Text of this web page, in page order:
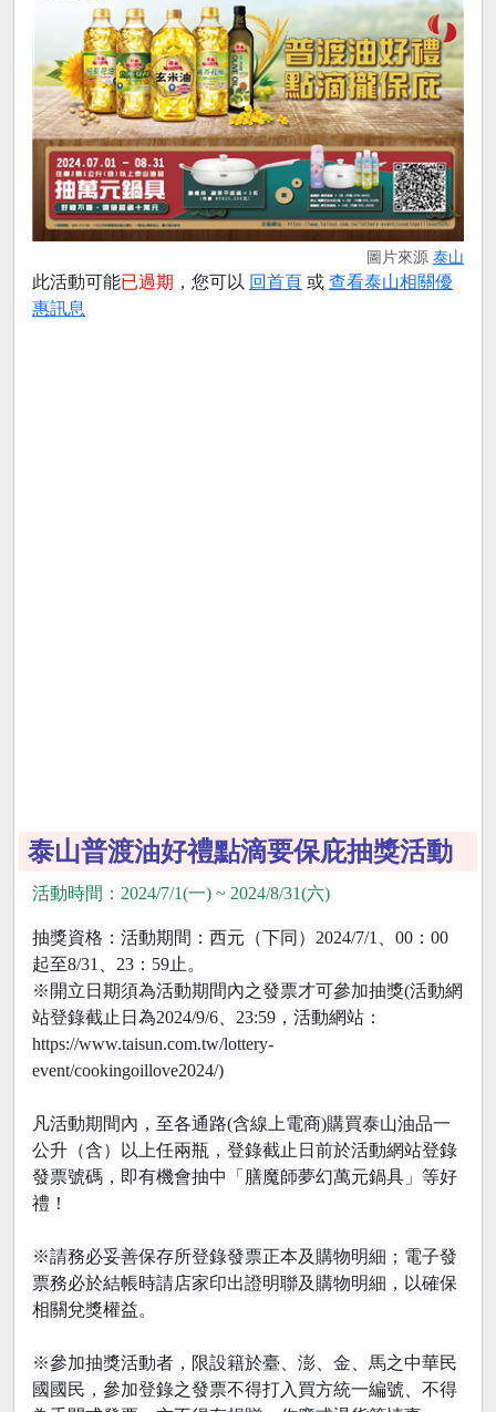
圖片來源 泰山
此活動可能已過期 ，您可以 回首頁 或 查看泰山相關優
惠訊息
泰山普渡油好禮點滴要保庇抽獎活動
活動時間：2024/7/1(一) ~ 2024/8/31(六)
抽獎資格：活動期間：西元（下同）2024/7/1、00：00
起至8/31、23：59止。
※開立日期須為活動期間內之發票才可參加抽獎(活動網
站登錄截止日為2024/9/6、23:59，活動網站：
https://www.taisun.com.tw/lottery-
event/cookingoillove2024/)
凡活動期間內，至各通路(含線上電商)購買泰山油品一
公升（含）以上任兩瓶，登錄截止日前於活動網站登錄
發票號碼，即有機會抽中「膳魔師夢幻萬元鍋具」等好
禮！
※請務必妥善保存所登錄發票正本及購物明細；電子發
票務必於結帳時請店家印出證明聯及購物明細，以確保
相關兌獎權益。
※參加抽獎活動者，限設籍於臺、澎、金、馬之中華民
國國民，參加登錄之發票不得打入買方統一編號、不得